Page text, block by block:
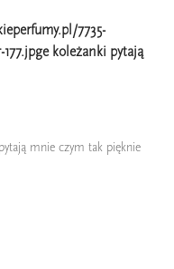
7735-
koleżanki pytają
mnie czym tak pięknie